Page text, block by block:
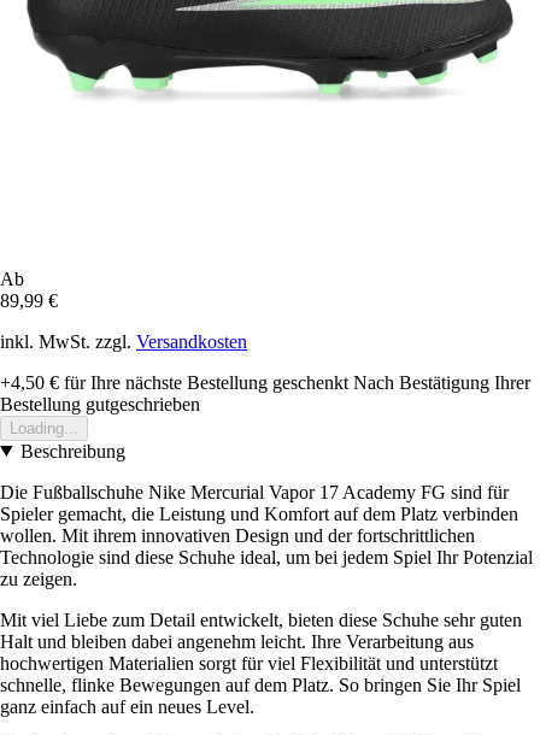
Ab
89,99 €
inkl. MwSt. zzgl. Versandkosten
+4,50 € für Ihre nächste Bestellung geschenkt Nach Bestätigung Ihrer
Bestellung gutgeschrieben
Loading...
Beschreibung
Die Fußballschuhe Nike Mercurial Vapor 17 Academy FG sind für
Spieler gemacht, die Leistung und Komfort auf dem Platz verbinden
wollen. Mit ihrem innovativen Design und der fortschrittlichen
Technologie sind diese Schuhe ideal, um bei jedem Spiel Ihr Potenzial
zu zeigen.
Mit viel Liebe zum Detail entwickelt, bieten diese Schuhe sehr guten
Halt und bleiben dabei angenehm leicht. Ihre Verarbeitung aus
hochwertigen Materialien sorgt für viel Flexibilität und unterstützt
schnelle, flinke Bewegungen auf dem Platz. So bringen Sie Ihr Spiel
ganz einfach auf ein neues Level.